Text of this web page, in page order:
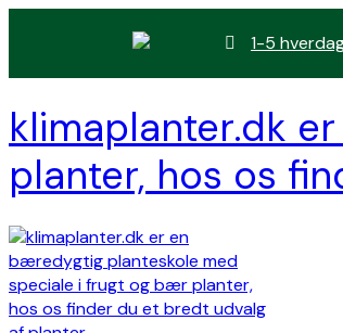
1-5
klimaplanter.dk
planter, hos os